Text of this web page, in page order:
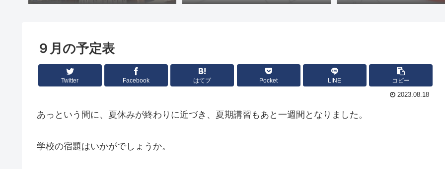
９月の予定表
Twitter Facebook はてブ Pocket LINE コピー
2023.08.18
あっという間に、夏休みが終わりに近づき、夏期講習もあと一週間となりました。
学校の宿題はいかがでしょうか。